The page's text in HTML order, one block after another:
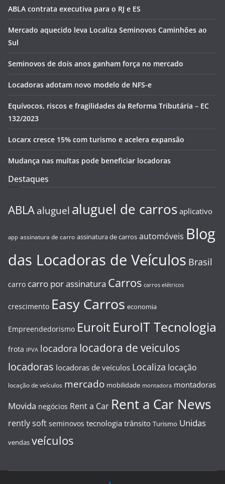
ABLA contrata executiva para o RJ e ES
Mercado aquecido leva Localiza Seminovos Caminhões ao
Sul
Seminovos de dois anos ganham força no mercado
Locadoras adotam novo modelo de NFS-e
Equívocos, riscos e fragilidades da Reforma Tributária – EC
132/2023
Locarx cresce 15% com turismo e acelera expansão
Mudança nas multas pode beneficiar locadoras
Destaques
ABLA aluguel aluguel de carros aplicativo
app assinatura de carro assinatura de carros automóveis Blog
das Locadoras de Veículos Brasil
carro carro por assinatura Carros carros elétricos
crescimento Easy Carros economia
Empreendedorismo Euroit EuroIT Tecnologia
frota IPVA locadora locadora de veiculos
locadoras locadoras de veículos Localiza locação
locação de veículos mercado mobilidade montadora montadoras
Movida negócios Rent a Car Rent a Car News
rently soft seminovos tecnologia trânsito Turismo Unidas
vendas veículos